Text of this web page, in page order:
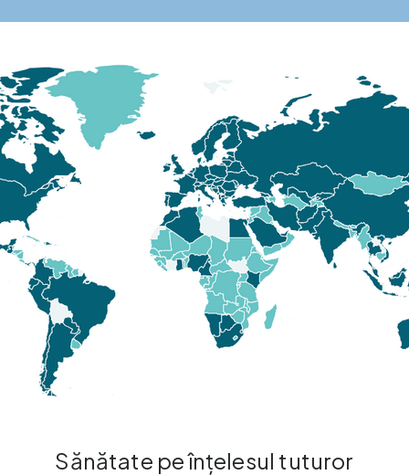
Sănătate pe înţelesul tuturor